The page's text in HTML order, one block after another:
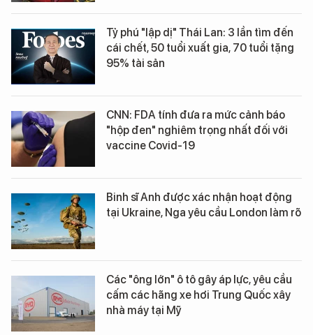
Tỷ phú "lập dị" Thái Lan: 3 lần tìm đến
cái chết, 50 tuổi xuất gia, 70 tuổi tặng
95% tài sản
CNN: FDA tính đưa ra mức cảnh báo
"hộp đen" nghiêm trọng nhất đối với
vaccine Covid-19
Binh sĩ Anh được xác nhận hoạt động
tại Ukraine, Nga yêu cầu London làm rõ
Các "ông lớn" ô tô gây áp lực, yêu cầu
cấm các hãng xe hơi Trung Quốc xây
nhà máy tại Mỹ